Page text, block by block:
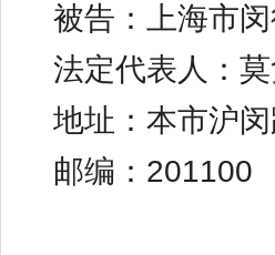
被告：上海市
法定代表人：
地址：本市沪
邮编：201100